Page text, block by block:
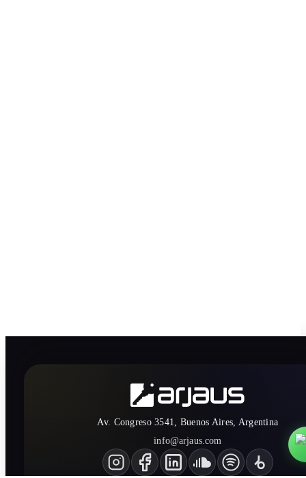
Av. Congreso 3541, Buenos Aires, Argentina
info@arjaus.com